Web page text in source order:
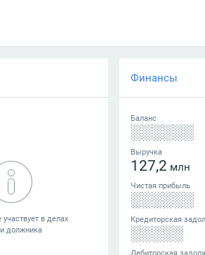
Финансы
Баланс
░░░░░░
Выручка
127,2 млн
Чистая прибыль
░░░░░░
Кредиторская
░░░░░
Дебиторская